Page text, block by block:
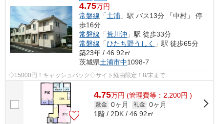
4.75万円
常磐線 「土浦 」駅 バス13分 「中村」 停
歩16分
常磐線 「荒川沖 」駅 徒歩33分
常磐線 「ひたち野うしく
」駅 徒歩65分
築23年 / 46.92㎡
茨城県土浦市中1098-7
◇15000円！キャッシュバック◇サイト経由限定！8/末まで
4.75万円 (管理費等：2,200円 )
敷金 0ヶ月 礼金 0ヶ月
1階 / 2DK / 46.92㎡